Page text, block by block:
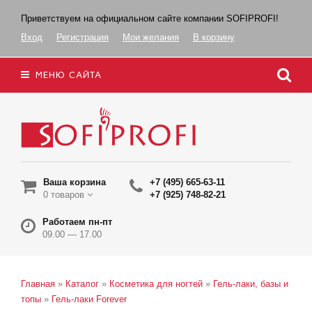
Приветствуем на официальном сайте компании SOFIPROFI!
Вход
Регистрация Мои желания В корзину
МЕНЮ САЙТА
Ваша корзина
0 товаров
+7 (495) 665-63-11
+7 (925) 748-82-21
Работаем пн-пт
09.00 — 17.00
Главная » Каталог » Косметика для ногтей » Гель-лаки, базы и
топы » Гель-лаки Forever